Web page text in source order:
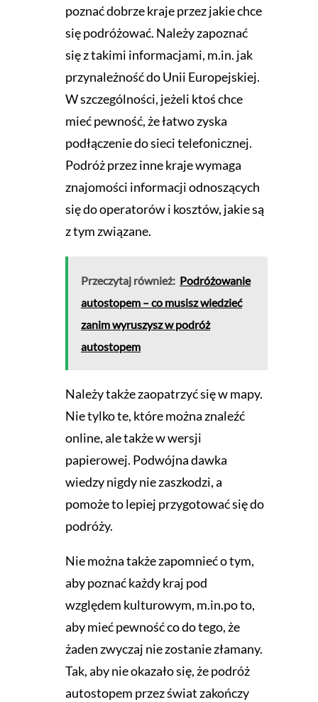
poznać dobrze kraje przez jakie chce
się podróżować. Należy zapoznać
się z takimi informacjami, m.in. jak
przynależność do Unii Europejskiej.
W szczególności, jeżeli ktoś chce
mieć pewność, że łatwo zyska
podłączenie do sieci telefonicznej.
Podróż przez inne kraje wymaga
znajomości informacji odnoszących
się do operatorów i kosztów, jakie są
z tym związane.
Przeczytaj również: Podróżowanie
autostopem – co musisz wiedzieć
zanim wyruszysz w podróż
autostopem
Należy także zaopatrzyć się w mapy.
Nie tylko te, które można znaleźć
online, ale także w wersji
papierowej. Podwójna dawka
wiedzy nigdy nie zaszkodzi, a
pomoże to lepiej przygotować się do
podróży.
Nie można także zapomnieć o tym,
aby poznać każdy kraj pod
względem kulturowym, m.in.po to,
aby mieć pewność co do tego, że
żaden zwyczaj nie zostanie złamany.
Tak, aby nie okazało się, że podróż
autostopem przez świat zakończy